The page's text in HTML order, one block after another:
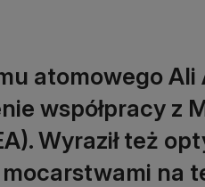
atomowego Ali
współpracy z
Wyraził też
na